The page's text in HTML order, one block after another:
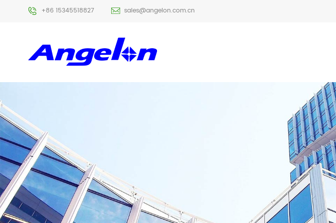
+86 15345518827 sales@angelon.com.cn